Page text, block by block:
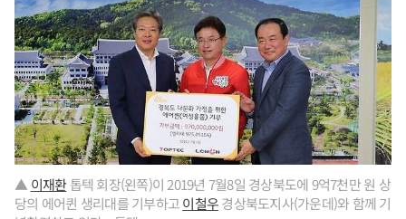
▲ 이재환톱텍 회장(왼쪽)이 2019년 7월8일 경상북도에 9억7천만 원 상
당의 에어퀸 생리대를 기부하고이철우경상북도지사(가운데)와 함께 기